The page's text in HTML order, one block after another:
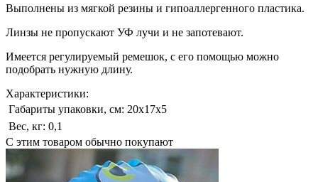
Выполнены из мягкой резины и гипоаллергенного пластика.
Линзы не пропускают УФ лучи и не запотевают.
Имеется регулируемый ремешок, с его помощью можно
подобрать нужную длину.
Характеристики:
Габариты упаковки, см: 20х17х5
Вес, кг: 0,1
С этим товаром обычно покупают